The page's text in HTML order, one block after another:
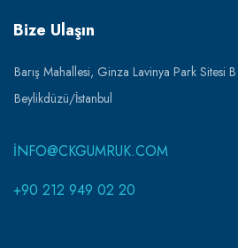
Bize Ulaşın
Barış Mahallesi, Ginza Lavinya Park Sitesi
Beylikdüzü/İstanbul
INFO@CKGUMRUK.COM
+90 212 949 02 20